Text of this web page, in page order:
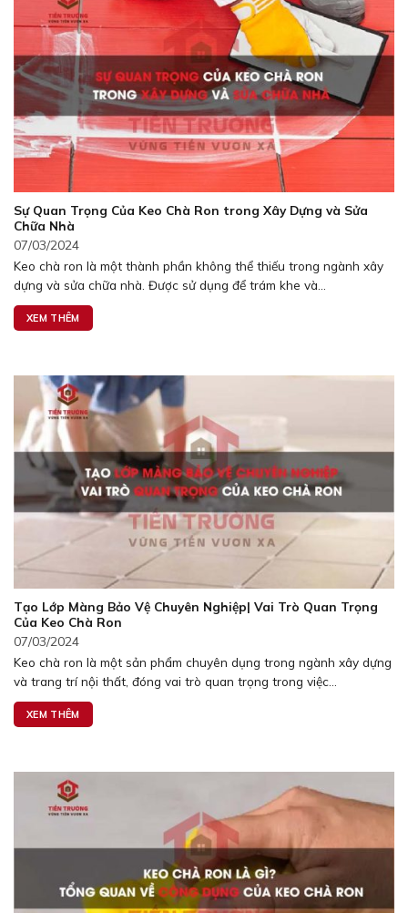
Sự Quan Trọng Của Keo Chà Ron trong Xây Dựng và Sửa
Chữa Nhà
07/03/2024
Keo chà ron là một thành phần không thể thiếu trong ngành xây
dựng và sửa chữa nhà. Được sử dụng để trám khe và...
XEM THÊM
Tạo Lớp Màng Bảo Vệ Chuyên Nghiệp| Vai Trò Quan Trọng
Của Keo Chà Ron
07/03/2024
Keo chà ron là một sản phẩm chuyên dụng trong ngành xây dựng
và trang trí nội thất, đóng vai trò quan trọng trong việc...
XEM THÊM